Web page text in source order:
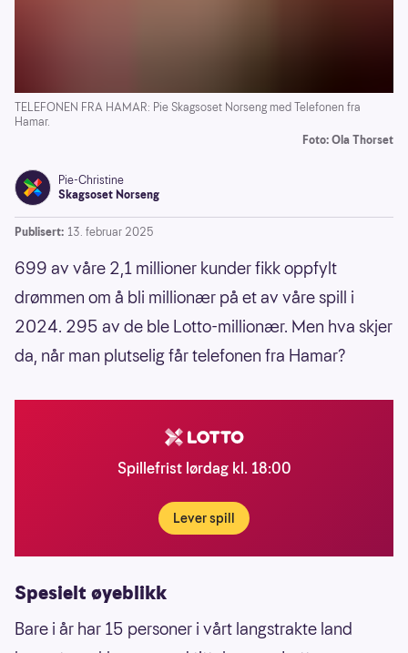
TELEFONEN FRA HAMAR: Pie Skagsoset Norseng med Telefonen fra
Hamar.
Foto: Ola Thorset
Pie-Christine
Skagsoset Norseng
Publisert: 13. februar 2025
699 av våre 2,1 millioner kunder fikk oppfylt
drømmen om å bli millionær på et av våre spill i
2024. 295 av de ble Lotto-millionær. Men hva skjer
da, når man plutselig får telefonen fra Hamar?
Spillefrist lørdag kl. 18:00
Lever spill
Spesielt øyeblikk
Bare i år har 15 personer i vårt langstrakte land